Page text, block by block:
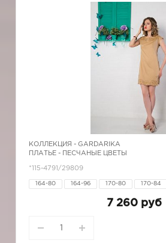
КОЛЛЕКЦИЯ - GARDARIKA
ПЛАТЬЕ - ПЕСЧАНЫЕ ЦВЕТЫ
*115-4791/29809
164-80 164-96 170-80 170-84
7 260 руб